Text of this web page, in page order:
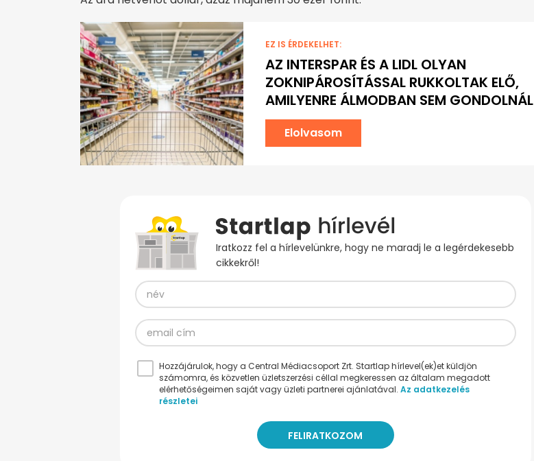
EZ IS ÉRDEKELHET:
AZ INTERSPAR ÉS A LIDL OLYAN
ZOKNIPÁROSÍTÁSSAL RUKKOLTAK ELŐ,
AMILYENRE ÁLMODBAN SEM GONDOLNÁL
Elolvasom
Iratkozz fel a hírlevelünkre, hogy ne maradj le a legérdekesebb
cikkekről!
Hozzájárulok, hogy a Central Médiacsoport Zrt. Startlap hírlevel(ek)et küldjön
számomra, és közvetlen üzletszerzési céllal megkeressen az általam megadott
elérhetőségeimen saját vagy üzleti partnerei ajánlatával. Az adatkezelés
részletei